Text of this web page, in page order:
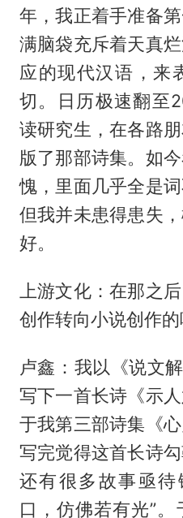
年，我正着手准备
满脑袋充斥着天真
应的现代汉语，来
切。日历极速翻至
读研究生，在各路
版了那部诗集。如
愧，里面几乎全是
但我并未患得患失
好。
上游文化：在那之
创作转向小说创作的
卢鑫：我以《说文
写下一首长诗《示
于我第三部诗集《
写完觉得这首长诗
还有很多故事亟
口，仿佛若有光”